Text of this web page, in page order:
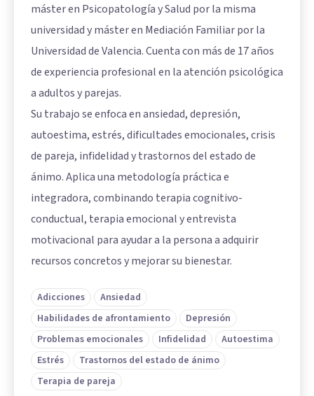
máster en Psicopatología y Salud por la misma
universidad y máster en Mediación Familiar por la
Universidad de Valencia. Cuenta con más de 17 años
de experiencia profesional en la atención psicológica
a adultos y parejas.
Su trabajo se enfoca en ansiedad, depresión,
autoestima, estrés, dificultades emocionales, crisis
de pareja, infidelidad y trastornos del estado de
ánimo. Aplica una metodología práctica e
integradora, combinando terapia cognitivo-
conductual, terapia emocional y entrevista
motivacional para ayudar a la persona a adquirir
recursos concretos y mejorar su bienestar.
Adicciones
Ansiedad
Habilidades de afrontamiento
Depresión
Problemas emocionales
Infidelidad
Autoestima
Estrés
Trastornos del estado de ánimo
Terapia de pareja